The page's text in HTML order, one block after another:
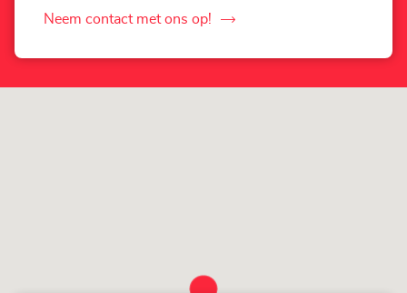
LOXAM
Neem contact met ons op!
de
Darmstadt